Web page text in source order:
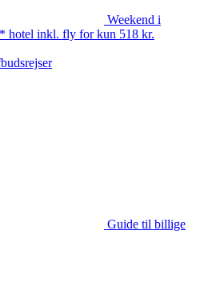
Weekend i
hotel inkl. fly for kun 518 kr.
Guide til billige